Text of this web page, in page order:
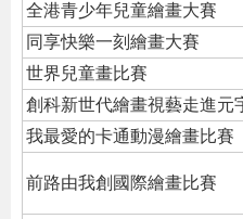
全港青少年兒童繪畫大賽
同享快樂一刻繪畫大賽
世界兒童畫比賽
創科新世代繪畫視藝走進元
我最愛的卡通動漫繪畫比賽
前路由我創國際繪畫比賽